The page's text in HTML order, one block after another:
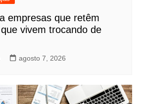
empresas que retêm
vivem trocando de
agosto 7, 2026